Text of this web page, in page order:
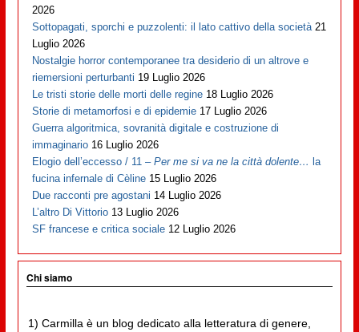
2026
Sottopagati, sporchi e puzzolenti: il lato cattivo della società 21
Luglio 2026
Nostalgie horror contemporanee tra desiderio di un altrove e
riemersioni perturbanti 19 Luglio 2026
Le tristi storie delle morti delle regine 18 Luglio 2026
Storie di metamorfosi e di epidemie 17 Luglio 2026
Guerra algoritmica, sovranità digitale e costruzione di
immaginario 16 Luglio 2026
Elogio dell’eccesso / 11 –Per me si va ne la città dolente… la
fucina infernale di Cèline 15 Luglio 2026
Due racconti pre agostani 14 Luglio 2026
L’altro Di Vittorio 13 Luglio 2026
SF francese e critica sociale 12 Luglio 2026
Chi siamo
1) Carmilla è un blog dedicato alla letteratura di genere,